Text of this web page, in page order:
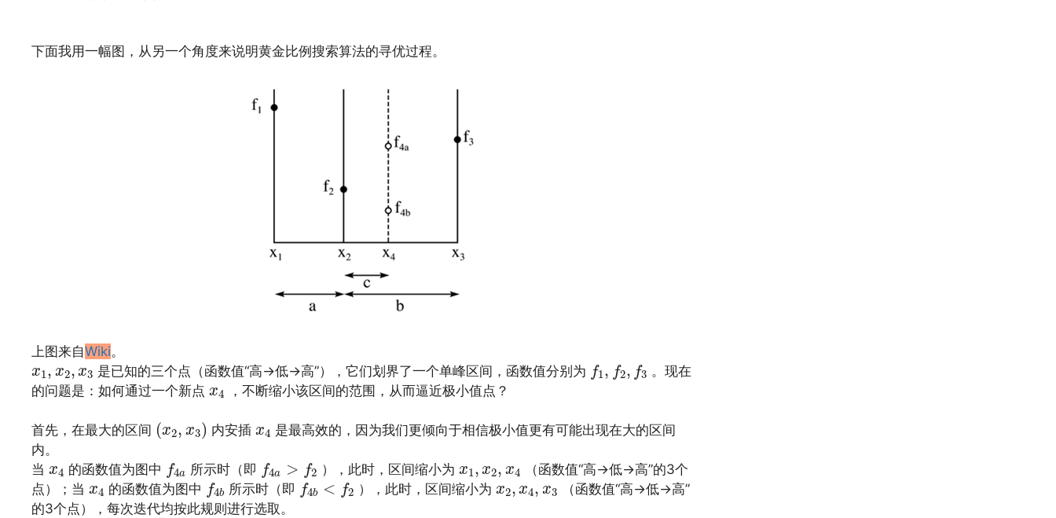
下面我用一幅图，从另一个角度来说明黄金比例搜索算法的寻优过程。
上图来自Wiki。
x1, x2, x3
x1 x2 x3 是已知的三个点（函数值“高→低→高”），它们划界了一个单峰区间，函数值分别为 f1, f2, f3
f1 2 3
。现在
的问题是：如何通过一个新点 x4
x4 ，不断缩小该区间的范围，从而逼近极小值点？
首先，在最大的区间 (x2, x3)
( 3) 内安插 x4
x4 是最高效的，因为我们更倾向于相信极小值更有可能出现在大的区间
内。
当 x4
x4 的函数值为图中 f4a
f4 所示时（即 f4a > f2
f4 > 2 ），此时，区间缩小为 x1, x2, x4
x1 x2 x4 （函数值“高→低→高”的3个
点）；当 x4
x4 的函数值为图中 f4b
f4 b所示时（即 f4b < f2
f4b < f2 ），此时，区间缩小为 x2, x4, x3
x2 x4 x3 （函数值“高→低→高”
的3个点），每次迭代均按此规则进行选取。